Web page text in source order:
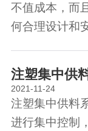
不值成本，而
何合理设计和
注塑集中供
2021-11-24
注塑集中供料
进行集中控制